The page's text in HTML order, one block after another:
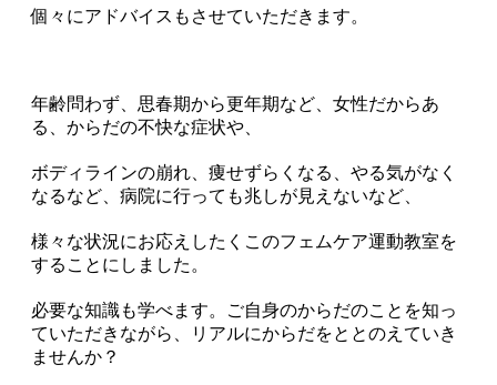
個々にアドバイスもさせていただきます。
年齢問わず、思春期から更年期など、女性だからあ
る、からだの不快な症状や、
ボディラインの崩れ、痩せずらくなる、やる気がなく
なるなど、病院に行っても兆しが見えないなど、
様々な状況にお応えしたくこのフェムケア運動教室を
することにしました。
必要な知識も学べます。ご自身のからだのことを知っ
ていただきながら、リアルにからだをととのえていき
ませんか？